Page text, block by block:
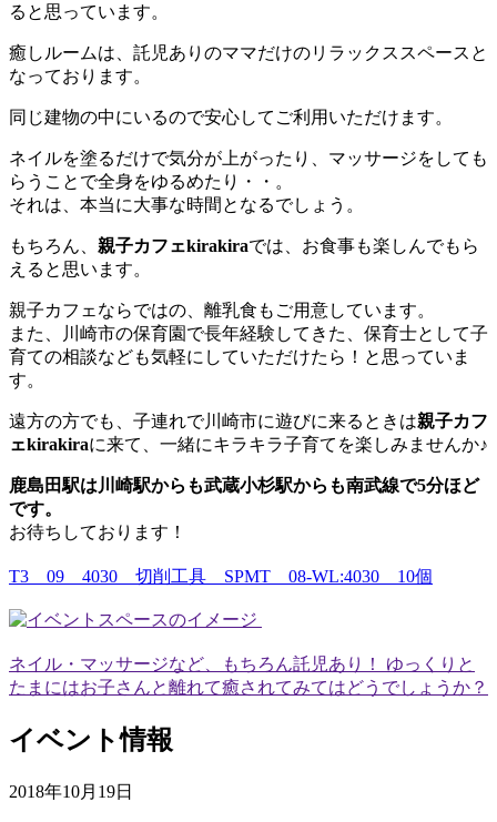
ると思っています。
癒しルームは、託児ありのママだけのリラックススペースと
なっております。
同じ建物の中にいるので安心してご利用いただけます。
ネイルを塗るだけで気分が上がったり、マッサージをしても
らうことで全身をゆるめたり・・。
それは、本当に大事な時間となるでしょう。
もちろん、 親子カフェkirakiraでは、お食事も楽しんでもら
えると思います。
親子カフェならではの、離乳食もご用意しています。
また、川崎市の保育園で長年経験してきた、保育士として子
育ての相談なども気軽にしていただけたら！と思っていま
す。
遠方の方でも、子連れで川崎市に遊びに来るときは親子カフ
ェkirakiraに来て、一緒にキラキラ子育てを楽しみませんか♪
鹿島田駅は川崎駅からも武蔵小杉駅からも南武線で5分ほど
です。
お待ちしております！
T3 09 4030 切削工具 SPMT 08-WL:4030 10個
ネイル・マッサージなど、もちろん託児あり！ ゆっくりと
たまにはお子さんと離れて癒されてみてはどうでしょうか？
イベント情報
2018年10月19日